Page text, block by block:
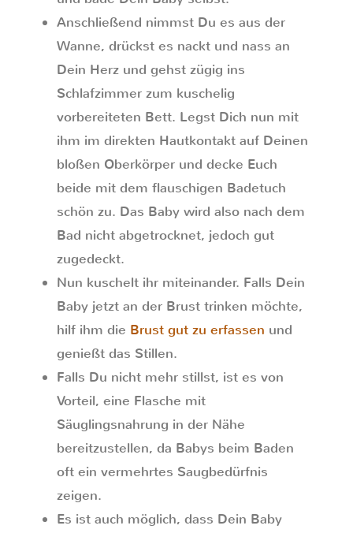
Anschließend nimmst Du es aus der
Wanne, drückst es nackt und nass an
Dein Herz und gehst zügig ins
Schlafzimmer zum kuschelig
vorbereiteten Bett. Legst Dich nun mit
ihm im direkten Hautkontakt auf Deinen
bloßen Oberkörper und decke Euch
beide mit dem flauschigen Badetuch
schön zu. Das Baby wird also nach dem
Bad nicht abgetrocknet, jedoch gut
zugedeckt.
Nun kuschelt ihr miteinander. Falls Dein
Baby jetzt an der Brust trinken möchte,
hilf ihm die Brust gut zu erfassen und
genießt das Stillen.
Falls Du nicht mehr stillst, ist es von
Vorteil, eine Flasche mit
Säuglingsnahrung in der Nähe
bereitzustellen, da Babys beim Baden
oft ein vermehrtes Saugbedürfnis
zeigen.
Es ist auch möglich, dass Dein Baby